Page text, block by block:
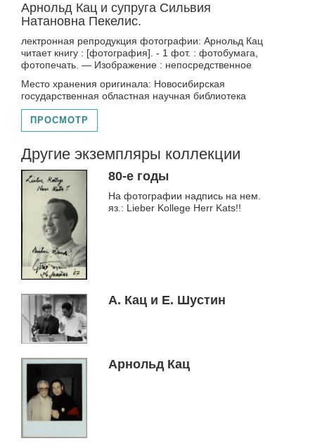
Арнольд Кац и супруга Сильвия
Натановна Пекелис.
лектронная репродукция фотографии: Арнольд Кац
читает книгу : [фотография]. - 1 фот. : фотобумага,
фотопечать. — Изображение : непосредственное
Место хранения оригинала: Новосибирская
государственная областная научная библиотека
ПРОСМОТР
Другие экземпляры коллекции
80-е годы
На фотографии надпись на нем.
яз.: Lieber Kollege Herr Kats!!
А. Кац и Е. Шустин
Арнольд Кац